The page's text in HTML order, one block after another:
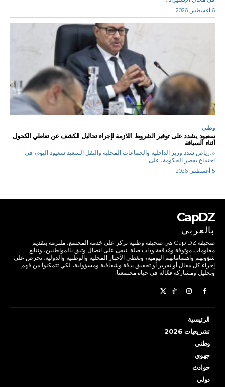
6 أغسطس 2026
وطني
سعيود يشدد على توفير الشروط اللازمة لإجراء تحاليل الكشف عن تعاطي الكحول
أثناء السياقة
م.رياض شدد وزير الداخلية والجماعات المحلية والنقل السعيد سعيود اليوم، في
اجتماع يقصر الحكومة، على...
5 أغسطس 2026
CapDZ
بالعربي
صحيفة Cap DZ هي صحيفة وطنية تركز على خدمة المجتمع، ملتزمة بتقديم
معلومات موثوقة ومُدققة وذات صلة. نبقى على اتصال وثيق بالمواطنين، ونتابع
شؤونهم واهتماماتهم اليومية، ونغطي الأخبار المحلية والوطنية والدولية. نحرص على
إجراء كل مقال أو تقرير أو تحقيق بدقة وشفافية ومسؤولية، لكي تتمكنوا من فهم
وتحليل ومشاركة فعّالة في حياة مجتمعنا.
الرئيسية
تشريعيات 2026
وطني
جهوي
حوادث
دولي